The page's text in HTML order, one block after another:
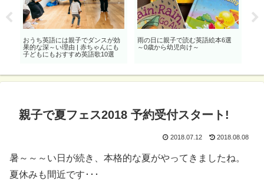
おうち英語には親子でダンスが効
果的な深～い理由 | 赤ちゃんにも
子どもにもおすすめ英語歌10選
雨の日に親子で読む英語絵本6選
～0歳から幼児向け～
親子で夏フェス2018 予約受付スタート!
2018.07.12 2018.08.08
暑～～～い日が続き、本格的な夏がやってきましたね。
夏休みも間近です･･･